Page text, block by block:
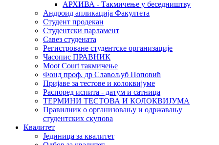
АРХИВА - Такмичење у беседништву
Андроид апликација Факултета
Студент продекан
Студентски парламент
Савез студената
Регистроване студентске организације
Часопис ПРАВНИК
Moot Court такмичење
Фонд проф. др Славољуб Поповић
Пријаве за тестове и колоквијуме
Распоред испита - датум и сатница
ТЕРМИНИ ТЕСТОВА И КОЛОКВИЈУМА
Правилник о организовању и одржавању
студентских скупова
Квалитет
Јединица за квалитет